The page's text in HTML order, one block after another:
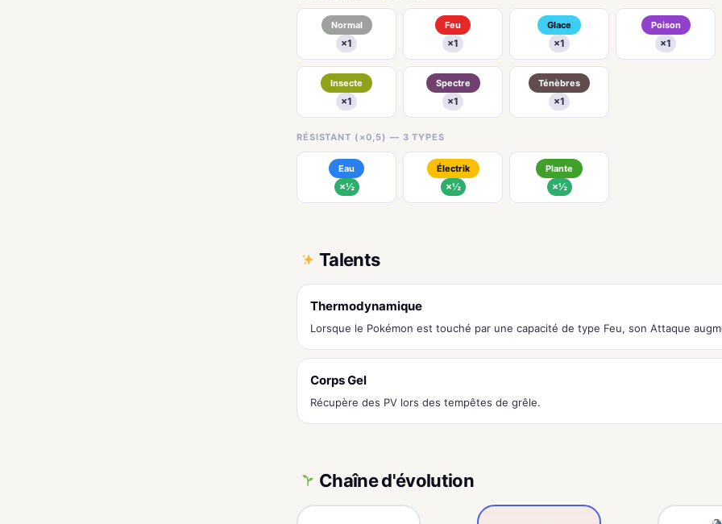
Normal
×1
Feu
×1
Glace
×1
Poison
×1
Insecte
×1
Spectre
×1
Ténèbres
×1
RÉSISTANT (×0,5) — 3 TYPES
Eau
×½
Électrik
×½
Plante
×½
Talents
Thermodynamique
Lorsque le Pokémon est touché par une capacité de type Feu, son Attaque
Corps Gel
Récupère des PV lors des tempêtes de grêle.
Chaîne d'évolution